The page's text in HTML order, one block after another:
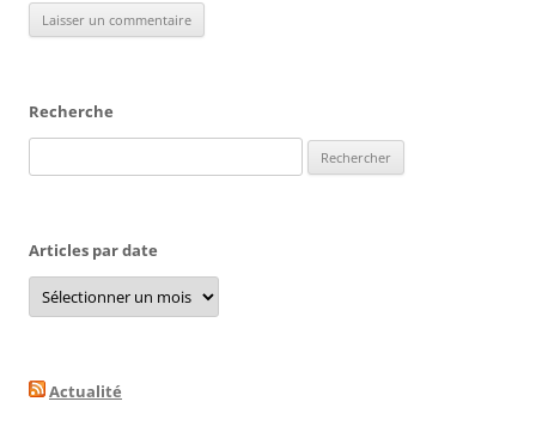
Recherche
Articles par date
Articles
par
date
Actualité